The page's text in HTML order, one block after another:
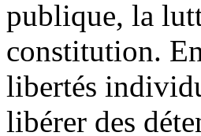
publique, la
constitution.
libertés
libérer des